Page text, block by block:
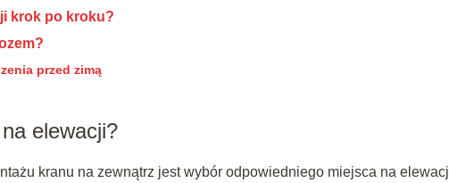
krok po kroku?
przed zimą
elewacji?
kranu na zewnątrz jest wybór odpowiedniego miejsca na